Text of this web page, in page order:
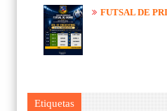
FUTSAL DE
Etiquetas